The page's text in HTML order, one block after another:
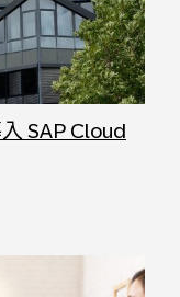
SAP Cloud